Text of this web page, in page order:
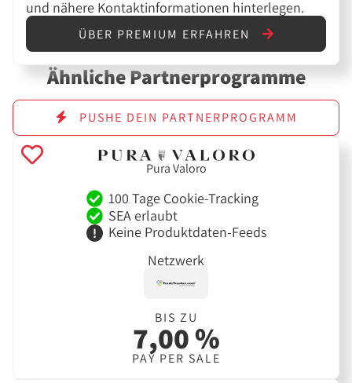
und nähere Kontaktinformationen hinterlegen.
ÜBER PREMIUM ERFAHREN
Ähnliche Partnerprogramme
PUSHE DEIN PARTNERPROGRAMM
Pura Valoro
100 Tage Cookie-Tracking
SEA erlaubt
Keine Produktdaten-Feeds
Netzwerk
BIS ZU
7,00 %
PAY PER SALE